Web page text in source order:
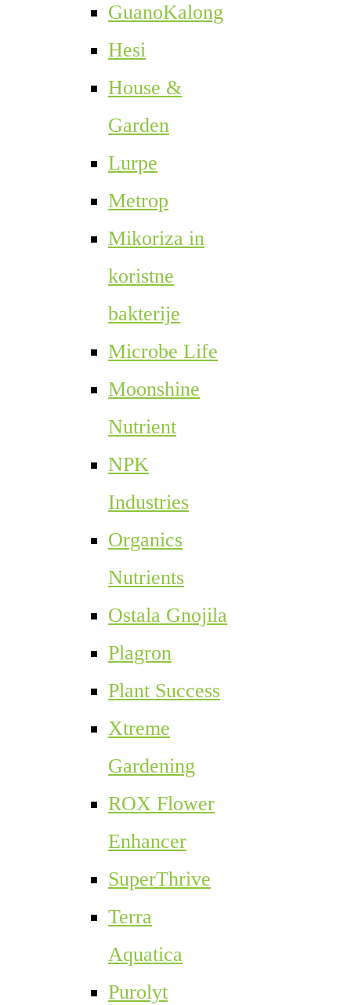
GuanoKalong
Hesi
House &
Garden
Lurpe
Metrop
Mikoriza in
koristne
bakterije
Microbe Life
Moonshine
Nutrient
NPK
Industries
Organics
Nutrients
Ostala Gnojila
Plagron
Plant Success
Xtreme
Gardening
ROX Flower
Enhancer
SuperThrive
Terra
Aquatica
Purolyt